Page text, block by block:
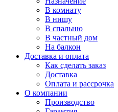
В комнату
В нишу
В спальню
В частный дом
На балкон
Доставка и оплата
Как сделать заказ
Доставка
Оплата и рассрочка
О компании
Производство